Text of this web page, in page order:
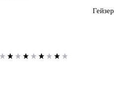
Гейзер